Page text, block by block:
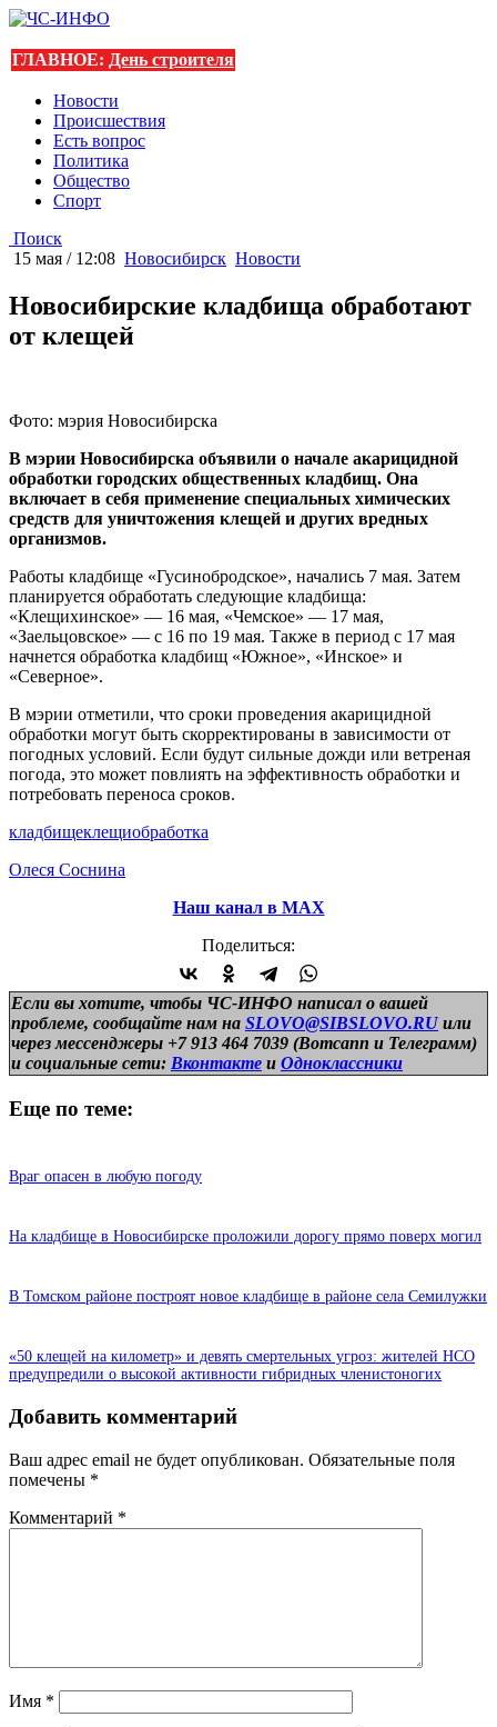
ГЛАВНОЕ: День строителя
Новости
Происшествия
Есть вопрос
Политика
Общество
Спорт
Поиск
15 мая / 12:08 Новосибирск Новости
Новосибирские кладбища обработают
от клещей
Фото: мэрия Новосибирска
В мэрии Новосибирска объявили о начале акарицидной
обработки городских общественных кладбищ. Она
включает в себя применение специальных химических
средств для уничтожения клещей и других вредных
организмов.
Работы кладбище «Гусинобродское», начались 7 мая. Затем
планируется обработать следующие кладбища:
«Клещихинское» — 16 мая, «Чемское» — 17 мая,
«Заельцовское» — с 16 по 19 мая. Также в период с 17 мая
начнется обработка кладбищ «Южное», «Инское» и
«Северное».
В мэрии отметили, что сроки проведения акарицидной
обработки могут быть скорректированы в зависимости от
погодных условий. Если будут сильные дожди или ветреная
погода, это может повлиять на эффективность обработки и
потребовать переноса сроков.
кладбищеклещиобработка
Олеся Соснина
Наш канал в МАХ
Поделиться:
Если вы хотите, чтобы ЧС-ИНФО написал о вашей
проблеме, сообщайте нам на SLOVO@SIBSLOVO.RU или
через мессенджеры +7 913 464 7039 (Вотсапп и Телеграмм)
и социальные сети: Вконтакте и Одноклассники
Еще по теме:
Враг опасен в любую погоду
На кладбище в Новосибирске проложили дорогу прямо поверх могил
В Томском районе построят новое кладбище в районе села Семилужки
«50 клещей на километр» и девять смертельных угроз: жителей НСО
предупредили о высокой активности гибридных членистоногих
Добавить комментарий
Ваш адрес email не будет опубликован. Обязательные поля
помечены *
Комментарий *
Имя *